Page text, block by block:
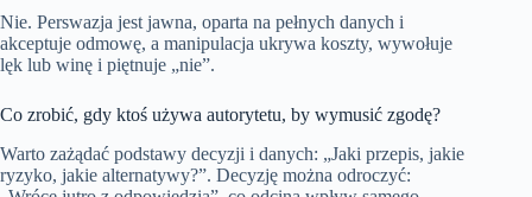
Nie. Perswazja jest jawna, oparta na pełnych danych i
akceptuje odmowę, a manipulacja ukrywa koszty, wywołuje
lęk lub winę i piętnuje „nie”.
Co zrobić, gdy ktoś używa autorytetu, by wymusić zgodę?
Warto zażądać podstawy decyzji i danych: „Jaki przepis, jakie
ryzyko, jakie alternatywy?”. Decyzję można odroczyć: